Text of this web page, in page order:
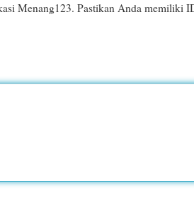
Menang123. Pastikan Anda memiliki